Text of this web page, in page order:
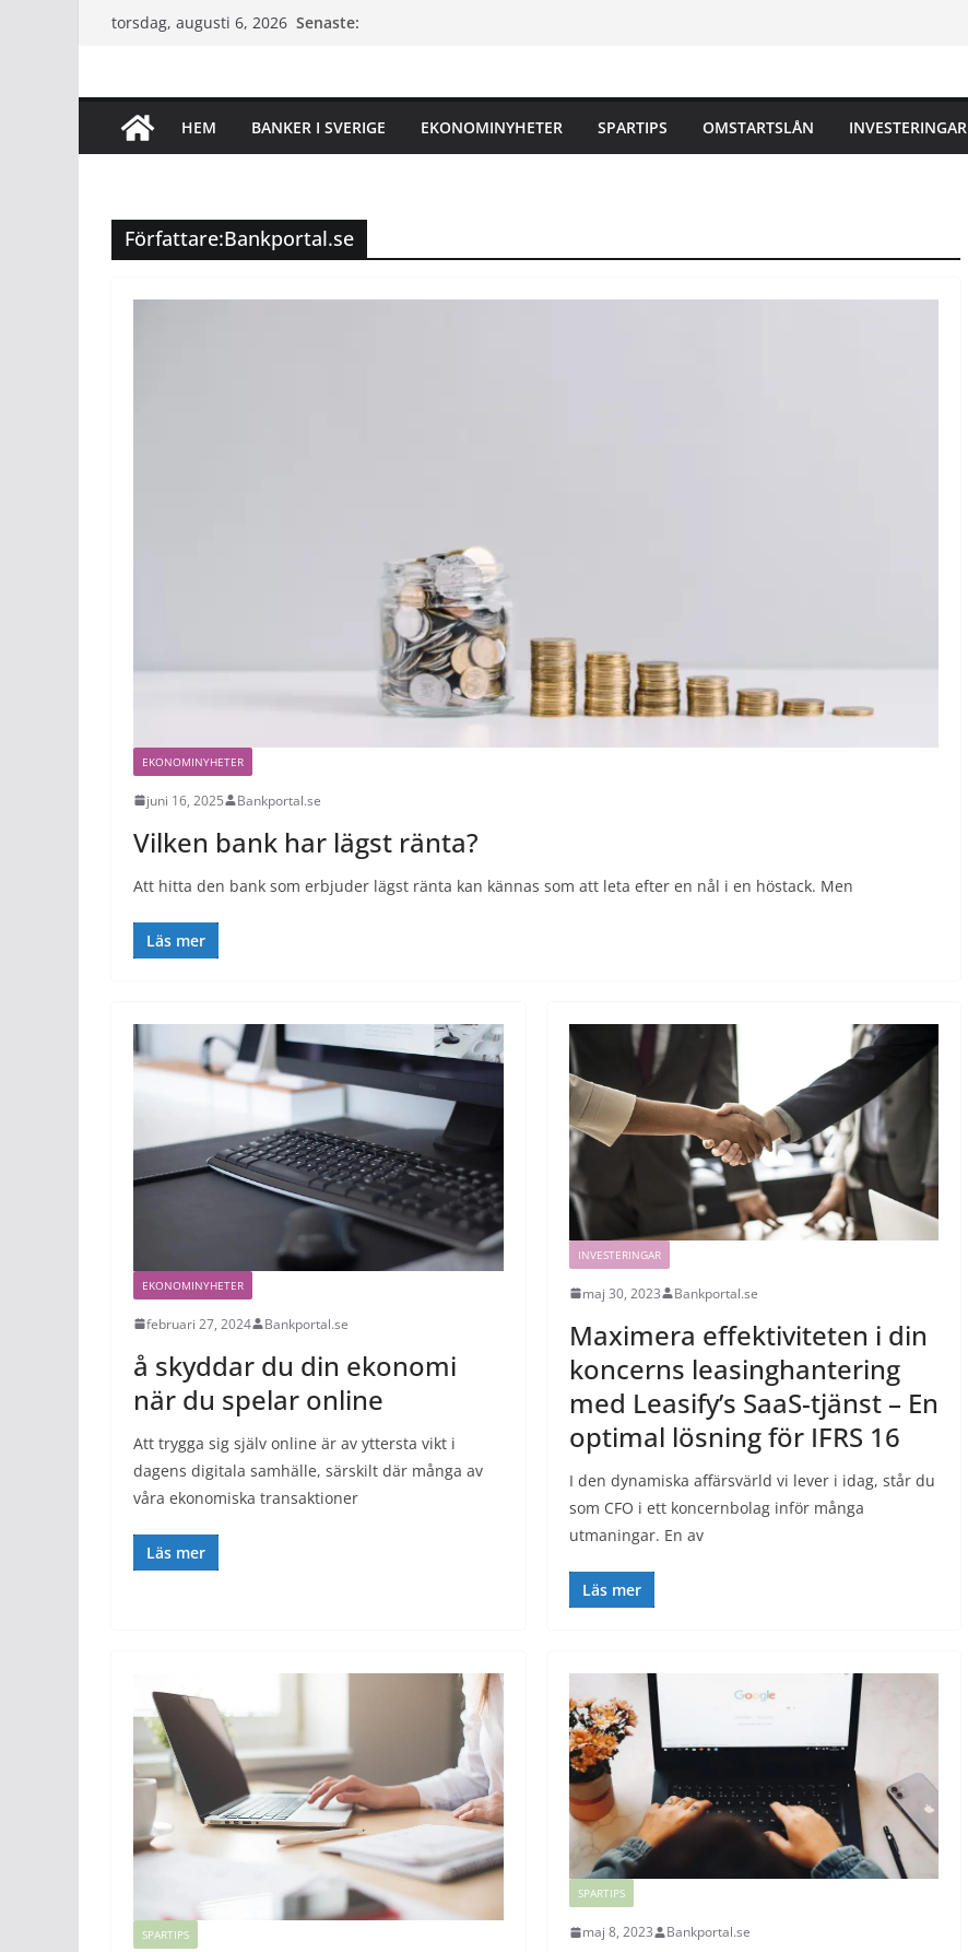
Hoppatorsdag, augusti 6, 2026 Senaste:
HEM BANKER I SVERIGE EKONOMINYHETER SPARTIPS OMSTARTSLÅN INVESTERINGAR
Författare:Bankportal.se
EKONOMINYHETER
juni 16, 2025 Bankportal.se
Vilken bank har lägst ränta?
Att hitta den bank som erbjuder lägst ränta kan kännas som att leta efter en nål i en höstack. Men
Läs mer
EKONOMINYHETER
februari 27, 2024 Bankportal.se
å skyddar du din ekonomi
när du spelar online
Att trygga sig själv online är av yttersta vikt i
dagens digitala samhälle, särskilt där många av
våra ekonomiska transaktioner
Läs mer
INVESTERINGAR
maj 30, 2023 Bankportal.se
Maximera effektiviteten i din
koncerns leasinghantering
med Leasify’s SaaS-tjänst – En
optimal lösning för IFRS 16
I den dynamiska affärsvärld vi lever i idag, står du
som CFO i ett koncernbolag inför många
utmaningar. En av
Läs mer
SPARTIPS
SPARTIPS
maj 8, 2023 Bankportal.se